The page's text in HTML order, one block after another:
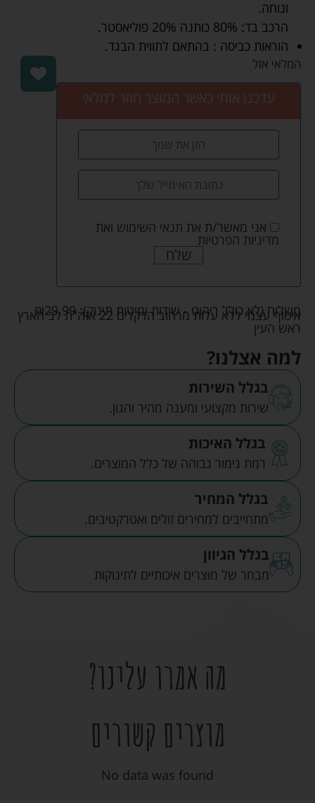
ונוחה.
הרכב בד: 80% כותנה 20% פוליאסטר.
הוראות כביסה : בהתאם לתווית הבגד.
המלאי אזל
עדכנו אותי כאשר המוצר חוזר למלאי
אני מאשר/ת את תנאי השימוש ואת
מדיניות הפרטיות
שלח
משלוח (לא כולל ריהוט - שידות ומיטות תינוק): ₪29.99
איסוף עצמי ללא עלות מרחוב הדקלים 22 אזה"ת לב הארץ
ראש העין
למה אצלנו?
בגלל השירות
שירות מקצועי ומענה מהיר והגון.
בגלל האיכות
רמת גימור גבוהה של כלל המוצרים.
בגלל המחיר
מתחייבים למחירים זולים ואטרקטיבים.
בגלל הגיוון
מבחר של מוצרים איכותיים לתינוקות
מה אמרו עלינו?
מוצרים קשורים
No data was found